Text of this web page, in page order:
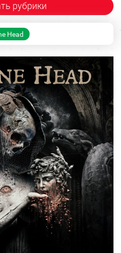
рубрики
Head